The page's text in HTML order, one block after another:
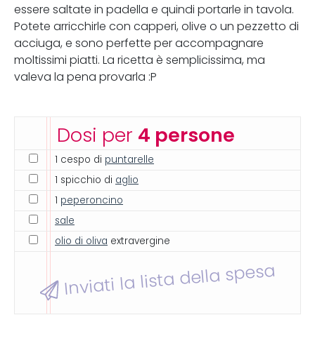
essere saltate in padella e quindi portarle in tavola.
Potete arricchirle con capperi, olive o un pezzetto di
acciuga, e sono perfette per accompagnare
moltissimi piatti. La ricetta è semplicissima, ma
valeva la pena provarla :P
Dosi per 4 persone
1 cespo di puntarelle
1 spicchio di aglio
1 peperoncino
sale
olio di oliva extravergine
Inviati la lista della spesa